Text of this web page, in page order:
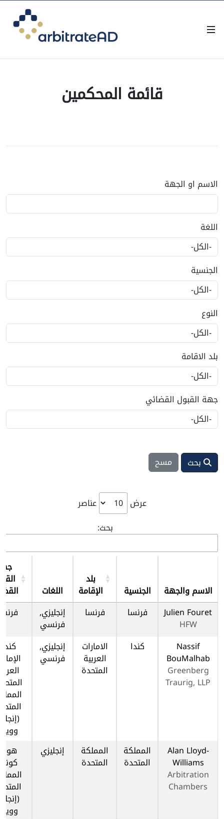
قائمة المحكمين
الاسم او الجهة
اللغة
الجنسية
النوع
بلد الاقامة
جهة القبول القضائي
بحث مسح
عرض
عناصر
بحث:
الاسم والجهة الجنسية
بلد
الإقامة اللغات
Julien Fouret
HFW
فرنسا فرنسا إنجليزي,
فرنسي
Nassif
BouMalhab
Greenberg
Traurig, LLP
كندا الامارات
العربية
المتحدة
إنجليزي,
فرنسي
كندا,
Alan Lloyd-
Williams
Arbitration
Chambers
المملكة
المتحدة
المملكة
المتحدة
إنجليزي